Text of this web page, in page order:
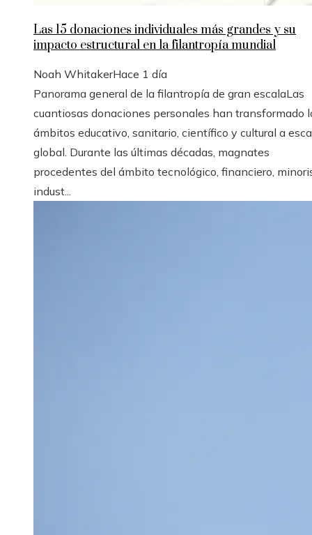
Las 15 donaciones individuales más grandes y su
impacto estructural en la filantropía mundial
Noah WhitakerHace 1 día
Panorama general de la filantropía de gran escalaLas
cuantiosas donaciones personales han transformado
ámbitos educativo, sanitario, científico y cultural a
global. Durante las últimas décadas, magnates
procedentes del ámbito tecnológico, financiero,
indust...